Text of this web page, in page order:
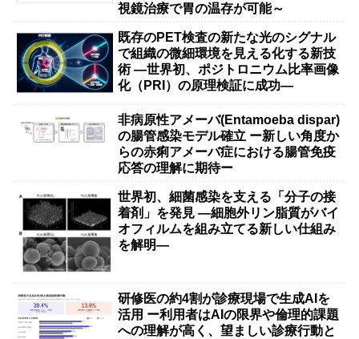
視鏡治療で胃の温存が可能～
既存のPET検査の新たな光のシグナル
で組織の微細環境を見える化する新技
術 ―世界初、ポジトロニウム比率画像
化（PRI）の原理検証に成功―
非病原性アメーバ(Entamoeba dispar)
の腸管感染モデル確立 ー新しい角度か
らの赤痢アメーバ症における腸管免疫
応答の理解に期待ー
世界初、細菌感染を支える「分子の接
着剤」を発見 ―細胞外リン脂質がバイ
オフィルムを組み立てる新しい仕組み
を解明―
研修医の約4割が診療現場で生成AIを
活用 ー利用者はAIの限界や倫理的課題
への理解が高く、望ましい診療行動と